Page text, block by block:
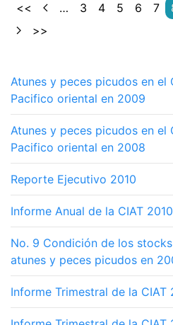
<< … 3 4 5 6 7
>>
Atunes y peces picudos en el
Pacifico oriental en 2009
Atunes y peces picudos en el
Pacifico oriental en 2008
Reporte Ejecutivo 2010
Informe Anual de la CIAT 2010
No. 9 Condición de los
atunes y peces picudos en
Informe Trimestral de la CIAT